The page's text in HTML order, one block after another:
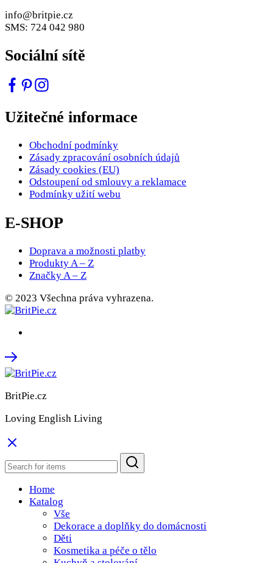
info@britpie.cz
SMS: 724 042 980
Sociální sítě
Užitečné informace
Obchodní podmínky
Zásady zpracování osobních údajů
Zásady cookies (EU)
Odstoupení od smlouvy a reklamace
Podmínky užití webu
E-SHOP
Doprava a možnosti platby
Produkty A – Z
Značky A – Z
© 2023 Všechna práva vyhrazena.
BritPie.cz
Loving English Living
Home
Katalog
Vše
Dekorace a doplňky do domácnosti
Děti
Kosmetika a péče o tělo